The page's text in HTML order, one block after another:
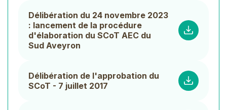
Délibération du 24 novembre 2023
: lancement de la procédure
d'élaboration du SCoT AEC du
Sud Aveyron
Délibération de l'approbation du
SCoT - 7 juillet 2017